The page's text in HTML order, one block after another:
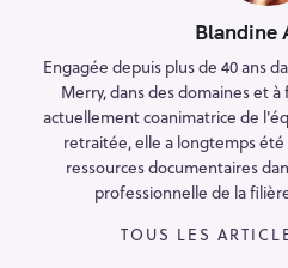
Blandine
Engagée depuis plus de 40 ans
Merry, dans des domaines et
actuellement coanimatrice de
retraitée, elle a longtemps été
ressources documentaires
professionnelle de la
TOUS LES